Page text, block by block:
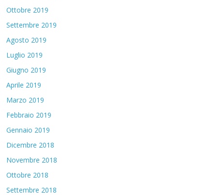
Ottobre 2019
Settembre 2019
Agosto 2019
Luglio 2019
Giugno 2019
Aprile 2019
Marzo 2019
Febbraio 2019
Gennaio 2019
Dicembre 2018
Novembre 2018
Ottobre 2018
Settembre 2018